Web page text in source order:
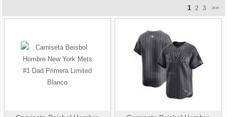
1 2 3 >>